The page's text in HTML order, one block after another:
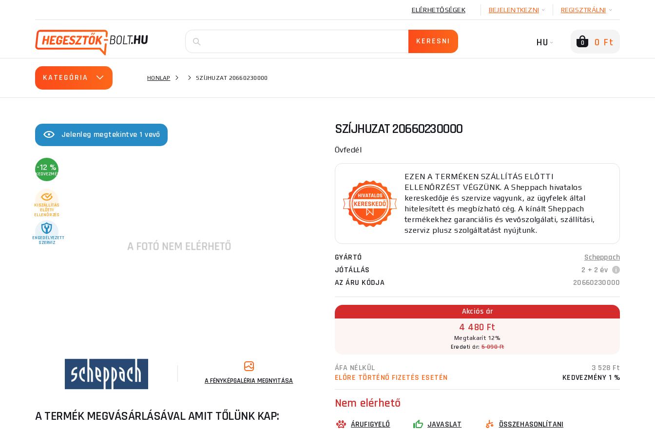
ELÉRHETŐSÉGEK BEJELENTKEZNI REGISZTRÁLNI
HU 0 0 Ft
KATEGÓRIA HONLAP SZÍJHUZAT 20660230000
Jelenleg megtekintve 1 vevő
-12 %
KEDVEZMÉNY
KISZÁLLÍTÁS
ELŐTTI
ELLENŐRZÉS
ENGEDÉLYEZETT
SZERVIZ
A FÉNYKÉPGALÉRIA MEGNYITÁSA
A TERMÉK MEGVÁSÁRLÁSÁVAL AMIT TŐLÜNK KAP:
SZÍJHUZAT 20660230000
Övfedél
EZEN A TERMÉKEN SZÁLLÍTÁS ELŐTTI
ELLENŐRZÉST VÉGZÜNK. A Sheppach hivatalos
kereskedője és szervize vagyunk, az ügyfelek által
hitelesített és megbízható cég. A kínált Sheppach
termékekhez garanciális és vevőszolgálati, szállítási,
szerviz plusz szolgáltatást nyújtunk.
GYÁRTÓ
Scheppach
JÓTÁLLÁS
2 + 2 év
AZ ÁRU KÓDJA
20660230000
Akciós ár
4 480 Ft
Megtakarít 12%
Eredeti ár:5 090 Ft
ÁFA NÉLKÜL
3 528 Ft
ELŐRE TÖRTÉNŐ FIZETÉS ESETÉN
KEDVEZMÉNY 1 %
Nem elérhető
ÁRUFIGYELŐ JAVASLAT
ÖSSZEHASONLÍTANI